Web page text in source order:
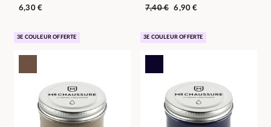
6,30 €
7,40 € 6,90 €
3E COULEUR OFFERTE 3E COULEUR OFFERTE